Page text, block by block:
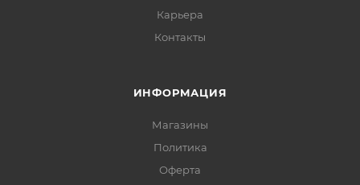
Карьера
Контакты
ИНФОРМАЦИЯ
Магазины
Политика
Офертa